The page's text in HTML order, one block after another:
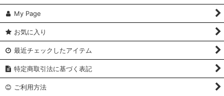
My Page
お気に入り
最近チェックしたアイテム
特定商取引法に基づく表記
ご利用方法